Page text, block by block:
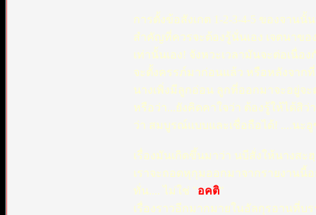
การตั้งข้อสังเกต 1-2-3-4-5 ของจาน
สำคัญที่ควรจะต้องรู้นั่นเอง เจตนาข
เท่านั้นเอง! จังหวะเวลามันจะต่อเนื่
จะตั้งครรภ์มาก่อนแล้ว หรือหลังจาก
นางเพิ่งมีลูกอ่อน ลูกที่ออกมาจะอยู่จ
หรือว่า...ยังคิดคาใจว่า ต้องรู้ให้ได้สิว่
ว่า สมบูรณ์แบบและเชื่อถือได้! ....นะ
เรื่องมันเกิดขึ้นมาว่า นบีสั่งให้นางส
เราจะถอดหุกุมออกมาจากรายงานนี้
ทั่น.... ไม่ใช่ "อคติ"
เรื่องราวอีกมากมายในอัลกุรอานที่บ